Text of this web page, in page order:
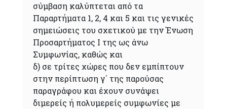
σύμβαση καλύπτεται από τα
Παραρτήματα 1, 2, 4 και 5 και τις γενικές
σημειώσεις του σχετικού με την Ένωση
Προσαρτήματος I της ως άνω
Συμφωνίας, καθώς και
δ) σε τρίτες χώρες που δεν εμπίπτουν
στην περίπτωση γ΄ της παρούσας
παραγράφου και έχουν συνάψει
διμερείς ή πολυμερείς συμφωνίες με